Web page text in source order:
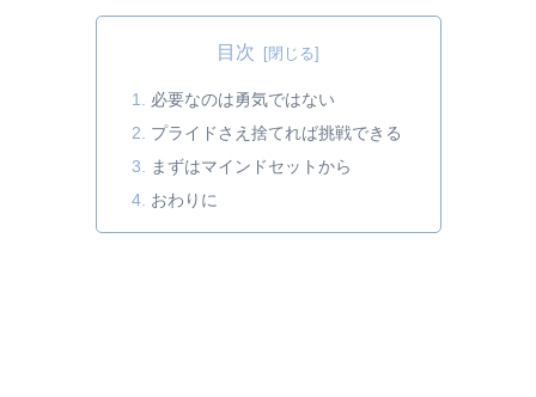
目次
必要なのは勇気ではない
プライドさえ捨てれば挑戦できる
まずはマインドセットから
おわりに